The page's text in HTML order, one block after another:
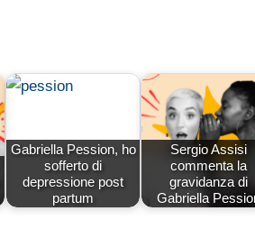
Gabriella Pession, ho
sofferto di
depressione post
partum
Sergio Assisi
commenta la
gravidanza di
Gabriella